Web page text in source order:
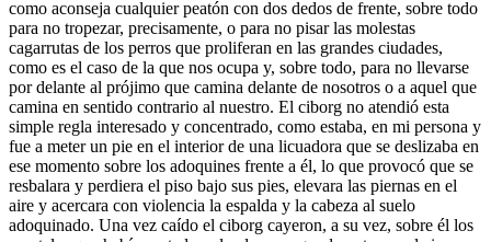
como aconseja cualquier peatón con dos dedos de frente, sobre todo
para no tropezar, precisamente, o para no pisar las molestas
cagarrutas de los perros que proliferan en las grandes ciudades,
como es el caso de la que nos ocupa y, sobre todo, para no llevarse
por delante al prójimo que camina delante de nosotros o a aquel que
camina en sentido contrario al nuestro. El ciborg no atendió esta
simple regla interesado y concentrado, como estaba, en mi persona y
fue a meter un pie en el interior de una licuadora que se deslizaba en
ese momento sobre los adoquines frente a él, lo que provocó que se
resbalara y perdiera el piso bajo sus pies, elevara las piernas en el
aire y acercara con violencia la espalda y la cabeza al suelo
adoquinado. Una vez caído el ciborg cayeron, a su vez, sobre él los